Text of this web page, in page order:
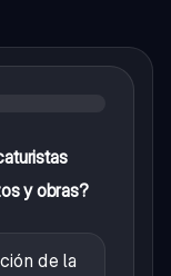
y obras?
de la